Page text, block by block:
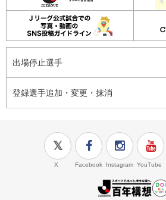
出場停止選手
登録選手追加・変更・抹消
X Facebook Instagram YouTube